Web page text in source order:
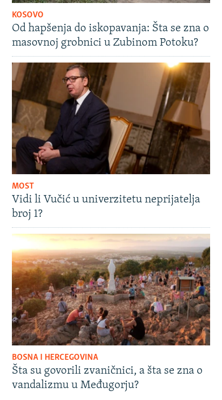
KOSOVO
Od hapšenja do iskopavanja: Šta se zna o
masovnoj grobnici u Zubinom Potoku?
MOST
Vidi li Vučić u univerzitetu neprijatelja
broj 1?
BOSNA I HERCEGOVINA
Šta su govorili zvaničnici, a šta se zna o
vandalizmu u Međugorju?